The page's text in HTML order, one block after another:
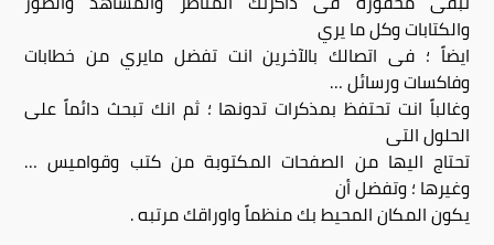
والكتابات وكل ما يري
ايضاً ؛ فى اتصالك بالآخرين انت تفضل مايري من خطابات
وفاكسات ورسائل …
وغالباً انت تحتفظ بمذكرات تدونها ؛ ثم انك تبحث دائماً على
الحلول التى
تحتاج اليها من الصفحات المكتوبة من كتب وقواميس …
وغيرها ؛ وتفضل أن
يكون المكان المحيط بك منظماً واوراقك مرتبه .